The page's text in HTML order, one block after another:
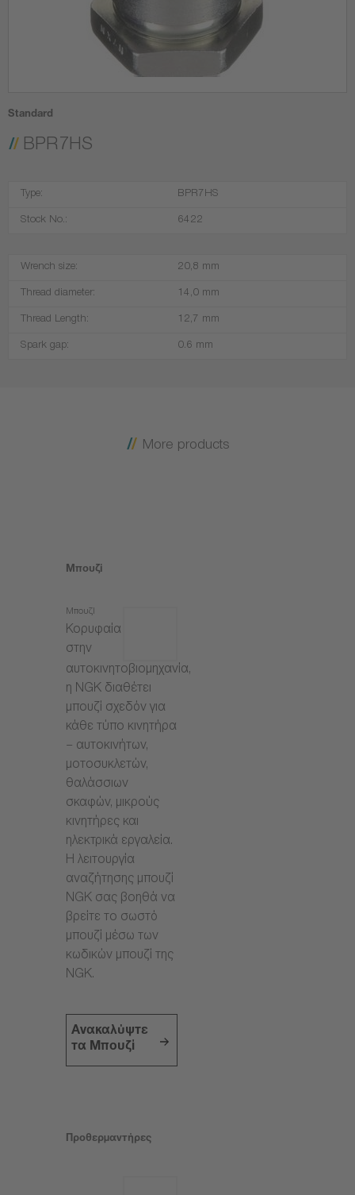
Standard
BPR7HS
Type: BPR7HS
Stock No.: 6422
Wrench size: 20,8 mm
Thread diameter: 14,0 mm
Thread Length: 12,7 mm
Spark gap: 0.6 mm
More products
Μπουζί
Μπουζί
Κορυφαία
στην
αυτοκινητοβιομηχανία,
η NGK διαθέτει
μπουζί σχεδόν για
κάθε τύπο κινητήρα
– αυτοκινήτων,
μοτοσυκλετών,
θαλάσσιων
σκαφών, μικρούς
κινητήρες και
ηλεκτρικά εργαλεία.
Η λειτουργία
αναζήτησης μπουζί
NGK σας βοηθά να
βρείτε το σωστό
μπουζί μέσω των
κωδικών μπουζί της
NGK.
Ανακαλύψτε
τα Μπουζί
Προθερμαντήρες